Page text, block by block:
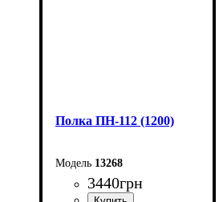
Полка ПН-112 (1200)
13268
3440грн